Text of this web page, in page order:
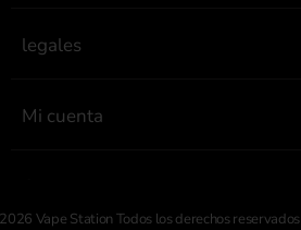
legales
Mi cuenta
Vape Station Todos los derechos reservados